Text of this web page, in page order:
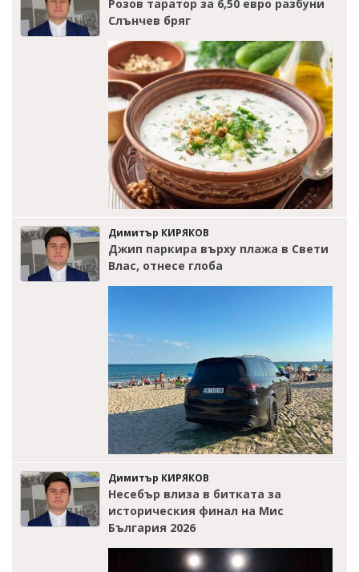
Розов таратор за 6,50 евро разбуни
Слънчев бряг
Димитър КИРЯКОВ
Джип паркира върху плажа в Свети
Влас, отнесе глоба
Димитър КИРЯКОВ
Несебър влиза в битката за
историческия финал на Мис
България 2026